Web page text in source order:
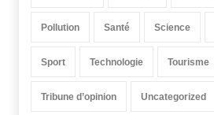
Pollution Santé Science
Sport Technologie Tourisme
Tribune d’opinion Uncategorized